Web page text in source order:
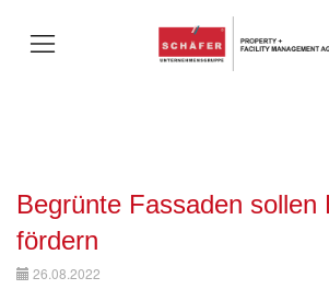
Begrünte Fassaden sollen
fördern
26.08.2022